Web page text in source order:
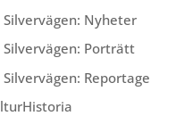
Silvervägen: Nyheter
Silvervägen: Porträtt
Reportage